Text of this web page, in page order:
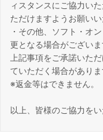
ィスタンスにご協力い
ただけますようお願いい
・その他、ソフト・オ
更となる場合がござい
上記事項をご承諾いた
ていただく場合がありま
※返金等はできません。
以上、皆様のご協力を